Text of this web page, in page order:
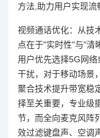
方法,助力用户实现流
视频通话优化：从技
点在于"实时性"与"清
用户优先选择5G网
干扰，对于移动场景
聚合技术提升带宽稳
择至关重要，专业级
节，而全向麦克风阵
效过滤键盘声、空调